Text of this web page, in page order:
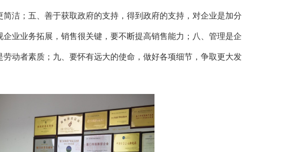
洁；五、善于获取政府的支持，得到政府的支持，对企业是加分
业业务拓展，销售很关键，要不断提高销售能力；八、管理是企
动者素质；九、要怀有远大的使命，做好各项细节，争取更大发